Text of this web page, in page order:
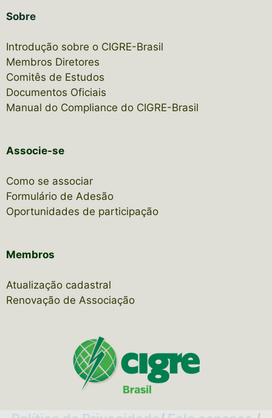
Sobre
Introdução sobre o CIGRE-Brasil
Membros Diretores
Comitês de Estudos
Documentos Oficiais
Manual do Compliance do CIGRE-Brasil
Associe-se
Como se associar
Formulário de Adesão
Oportunidades de participação
Membros
Atualização cadastral
Renovação de Associação